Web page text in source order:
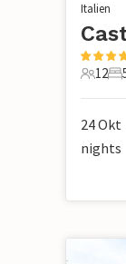
Italien
12
12
5
24 Okt
nights